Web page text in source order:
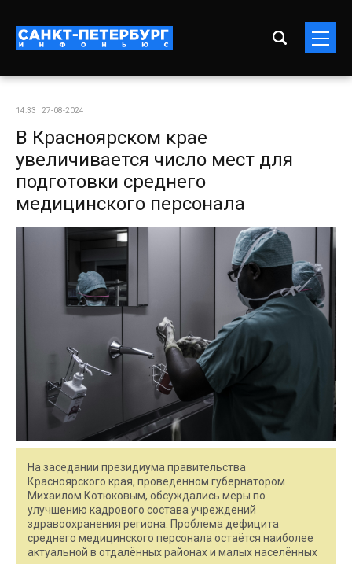
14:33 | 27-08-2024
В Красноярском крае
увеличивается число мест для
подготовки среднего
медицинского персонала
На заседании президиума правительства
Красноярского края, проведённом губернатором
Михаилом Котюковым, обсуждались меры по
улучшению кадрового состава учреждений
здравоохранения региона. Проблема дефицита
среднего медицинского персонала остаётся наиболее
актуальной в отдалённых районах и малых населённых